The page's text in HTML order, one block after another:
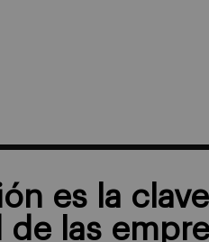
es la
las